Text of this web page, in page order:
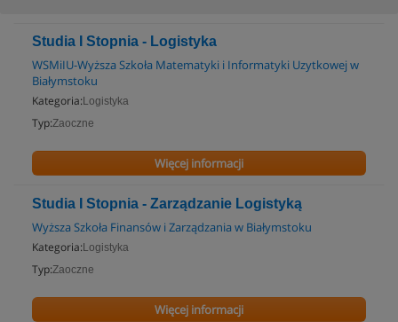
Studia I Stopnia - Logistyka
WSMiIU-Wyższa Szkoła Matematyki i Informatyki Uzytkowej w
Białymstoku
Kategoria: Logistyka
Typ:Zaoczne
Więcej informacji
Studia I Stopnia - Zarządzanie Logistyką
Wyższa Szkoła Finansów i Zarządzania w Białymstoku
Kategoria: Logistyka
Typ:Zaoczne
Więcej informacji